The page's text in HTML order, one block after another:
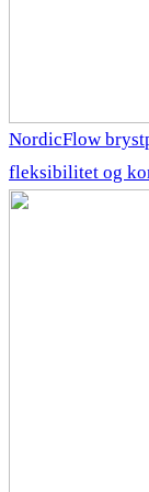
NordicFlow
fleksibilitet og